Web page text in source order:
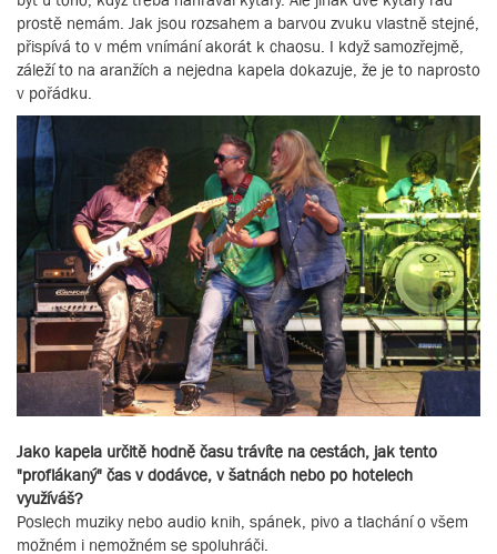
prostě nemám. Jak jsou rozsahem a barvou zvuku vlastně stejné,
přispívá to v mém vnímání akorát k chaosu. I když samozřejmě,
záleží to na aranžích a nejedna kapela dokazuje, že je to naprosto
v pořádku.
Jako kapela určitě hodně času trávíte na cestách, jak tento
"proflákaný" čas v dodávce, v šatnách nebo po hotelech
využíváš?
Poslech muziky nebo audio knih, spánek, pivo a tlachání o všem
možném i nemožném se spoluhráči.